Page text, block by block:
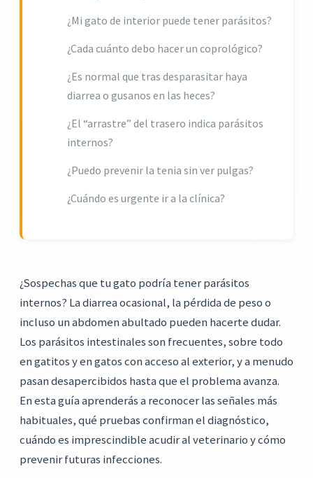
¿Mi gato de interior puede tener parásitos?
¿Cada cuánto debo hacer un coprológico?
¿Es normal que tras desparasitar haya
diarrea o gusanos en las heces?
¿El “arrastre” del trasero indica parásitos
internos?
¿Puedo prevenir la tenia sin ver pulgas?
¿Cuándo es urgente ir a la clínica?
¿Sospechas que tu gato podría tener parásitos
internos? La diarrea ocasional, la pérdida de peso o
incluso un abdomen abultado pueden hacerte dudar.
Los parásitos intestinales son frecuentes, sobre todo
en gatitos y en gatos con acceso al exterior, y a menudo
pasan desapercibidos hasta que el problema avanza.
En esta guía aprenderás a reconocer las señales más
habituales, qué pruebas confirman el diagnóstico,
cuándo es imprescindible acudir al veterinario y cómo
prevenir futuras infecciones.